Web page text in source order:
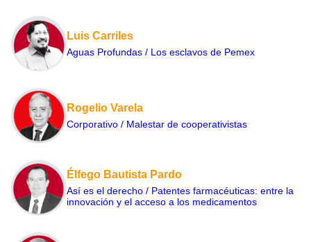
Luis Carriles
Aguas Profundas / Los esclavos de Pemex
Rogelio Varela
Corporativo / Malestar de cooperativistas
Élfego Bautista Pardo
Así es el derecho / Patentes farmacéuticas: entre la
innovación y el acceso a los medicamentos